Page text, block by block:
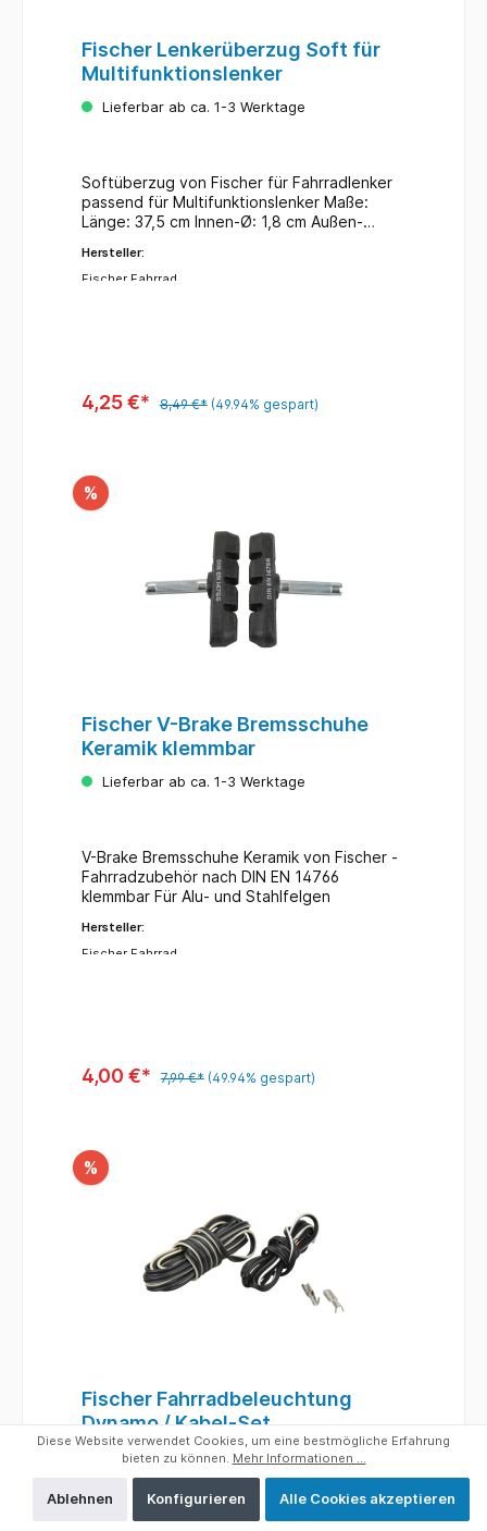
Fischer Lenkerüberzug Soft für
Multifunktionslenker
Lieferbar ab ca. 1-3 Werktage
Softüberzug von Fischer für Fahrradlenker
passend für Multifunktionslenker Maße:
Länge: 37,5 cm Innen-Ø: 1,8 cm Außen-
Hersteller:
Fischer Fahrrad
4,25 €* 8,49 €* (49.94% gespart)
%
Fischer V-Brake Bremsschuhe
Keramik klemmbar
Lieferbar ab ca. 1-3 Werktage
V-Brake Bremsschuhe Keramik von Fischer -
Fahrradzubehör nach DIN EN 14766
klemmbar Für Alu- und Stahlfelgen
Hersteller:
Fischer Fahrrad
4,00 €* 7,99 €* (49.94% gespart)
%
Fischer Fahrradbeleuchtung
Dynamo / Kabel-Set
Lieferbar ab ca. 1-3 Werktage
Diese Website verwendet Cookies, um eine bestmögliche Erfahrung
bieten zu können. Mehr Informationen ...
Ablehnen Konfigurieren Alle Cookies akzeptieren